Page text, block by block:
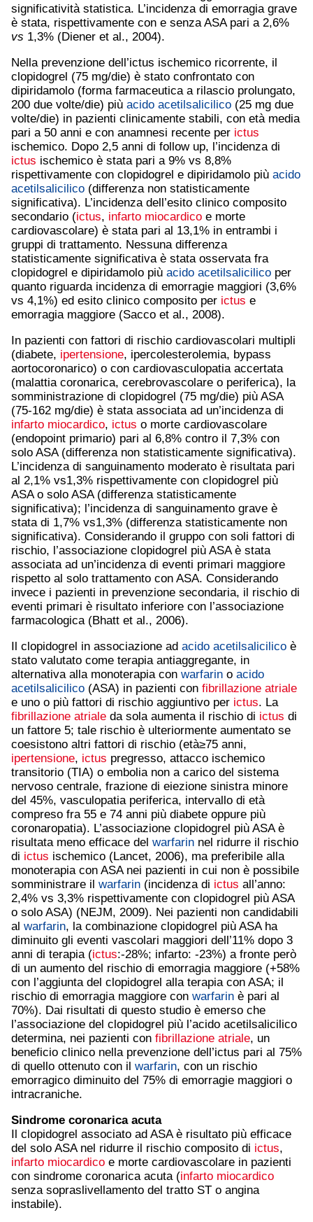
significatività statistica. L’incidenza di emorragia grave
è stata, rispettivamente con e senza ASA pari a 2,6%
vs 1,3% (Diener et al., 2004).
Nella prevenzione dell’ictus ischemico ricorrente, il
clopidogrel (75 mg/die) è stato confrontato con
dipiridamolo (forma farmaceutica a rilascio prolungato,
200 due volte/die) più acido acetilsalicilico (25 mg due
volte/die) in pazienti clinicamente stabili, con età media
pari a 50 anni e con anamnesi recente per ictus
ischemico. Dopo 2,5 anni di follow up, l’incidenza di
ictus ischemico è stata pari a 9% vs 8,8%
rispettivamente con clopidogrel e dipiridamolo più acido
acetilsalicilico (differenza non statisticamente
significativa). L’incidenza dell’esito clinico composito
secondario (ictus, infarto miocardico e morte
cardiovascolare) è stata pari al 13,1% in entrambi i
gruppi di trattamento. Nessuna differenza
statisticamente significativa è stata osservata fra
clopidogrel e dipiridamolo più acido acetilsalicilico per
quanto riguarda incidenza di emorragie maggiori (3,6%
vs 4,1%) ed esito clinico composito per ictus e
emorragia maggiore (Sacco et al., 2008).
In pazienti con fattori di rischio cardiovascolari multipli
(diabete, ipertensione, ipercolesterolemia, bypass
aortocoronarico) o con cardiovasculopatia accertata
(malattia coronarica, cerebrovascolare o periferica), la
somministrazione di clopidogrel (75 mg/die) più ASA
(75-162 mg/die) è stata associata ad un’incidenza di
infarto miocardico, ictus o morte cardiovascolare
(endopoint primario) pari al 6,8% contro il 7,3% con
solo ASA (differenza non statisticamente significativa).
L’incidenza di sanguinamento moderato è risultata pari
al 2,1% vs1,3% rispettivamente con clopidogrel più
ASA o solo ASA (differenza statisticamente
significativa); l’incidenza di sanguinamento grave è
stata di 1,7% vs1,3% (differenza statisticamente non
significativa). Considerando il gruppo con soli fattori di
rischio, l’associazione clopidogrel più ASA è stata
associata ad un’incidenza di eventi primari maggiore
rispetto al solo trattamento con ASA. Considerando
invece i pazienti in prevenzione secondaria, il rischio di
eventi primari è risultato inferiore con l’associazione
farmacologica (Bhatt et al., 2006).
Il clopidogrel in associazione ad acido acetilsalicilico è
stato valutato come terapia antiaggregante, in
alternativa alla monoterapia con warfarin o acido
acetilsalicilico (ASA) in pazienti con fibrillazione atriale
e uno o più fattori di rischio aggiuntivo per ictus. La
fibrillazione atriale da sola aumenta il rischio di ictus di
un fattore 5; tale rischio è ulteriormente aumentato se
coesistono altri fattori di rischio (età≥75 anni,
ipertensione, ictus pregresso, attacco ischemico
transitorio (TIA) o embolia non a carico del sistema
nervoso centrale, frazione di eiezione sinistra minore
del 45%, vasculopatia periferica, intervallo di età
compreso fra 55 e 74 anni più diabete oppure più
coronaropatia). L’associazione clopidogrel più ASA è
risultata meno efficace del warfarin nel ridurre il rischio
di ictus ischemico (Lancet, 2006), ma preferibile alla
monoterapia con ASA nei pazienti in cui non è possibile
somministrare il warfarin (incidenza di ictus all’anno:
2,4% vs 3,3% rispettivamente con clopidogrel più ASA
o solo ASA) (NEJM, 2009). Nei pazienti non candidabili
al warfarin, la combinazione clopidogrel più ASA ha
diminuito gli eventi vascolari maggiori dell’11% dopo 3
anni di terapia (ictus:-28%; infarto: -23%) a fronte però
di un aumento del rischio di emorragia maggiore (+58%
con l’aggiunta del clopidogrel alla terapia con ASA; il
rischio di emorragia maggiore con warfarin è pari al
70%). Dai risultati di questo studio è emerso che
l’associazione del clopidogrel più l’acido acetilsalicilico
determina, nei pazienti con fibrillazione atriale, un
beneficio clinico nella prevenzione dell’ictus pari al 75%
di quello ottenuto con il warfarin, con un rischio
emorragico diminuito del 75% di emorragie maggiori o
intracraniche.
Sindrome coronarica acuta
Il clopidogrel associato ad ASA è risultato più efficace
del solo ASA nel ridurre il rischio composito di ictus,
infarto miocardico e morte cardiovascolare in pazienti
con sindrome coronarica acuta (infarto miocardico
senza sopraslivellamento del tratto ST o angina
instabile).